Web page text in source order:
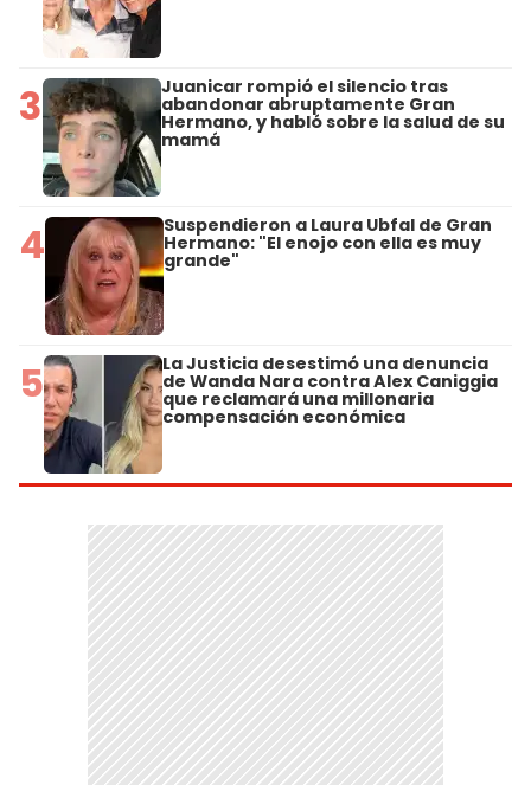
3 Juanicar rompió el silencio tras
abandonar abruptamente Gran
Hermano, y habló sobre la salud de su
mamá
4 Suspendieron a Laura Ubfal de Gran
Hermano: "El enojo con ella es muy
grande"
5 La Justicia desestimó una denuncia
de Wanda Nara contra Alex Caniggia
que reclamará una millonaria
compensación económica